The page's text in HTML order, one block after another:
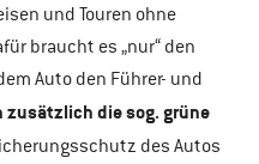
und Touren ohne
braucht es „nur“ den
Auto den Führer- und
zusätzlich die sog. grüne
des Autos